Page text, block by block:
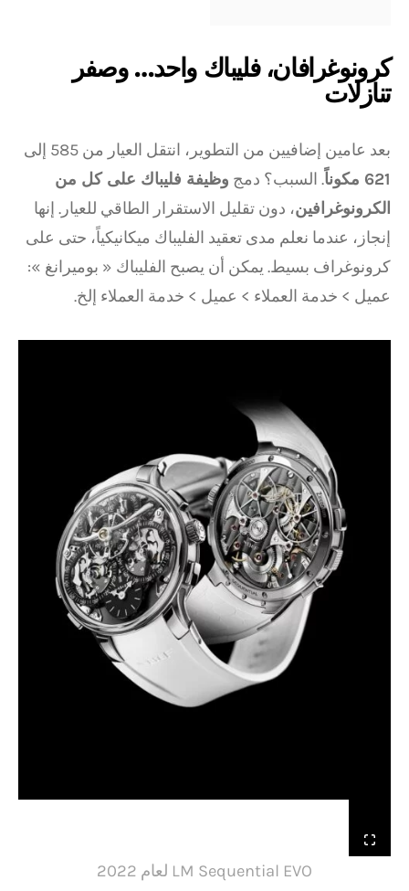
كرونوغرافان، فليباك واحد… وصفر
تنازلات
بعد عامين إضافيين من التطوير، انتقل العيار من 585 إلى
621 مكوناً
. السبب؟ دمج وظيفة فليباك على كل من
الكرونوغرافين، دون تقليل الاستقرار الطاقي للعيار. إنها
إنجاز، عندما نعلم مدى تعقيد الفليباك ميكانيكياً، حتى على
كرونوغراف بسيط. يمكن أن يصبح الفليباك « بوميرانغ »:
عميل > خدمة العملاء > عميل > خدمة العملاء إلخ.
LM Sequential EVO لعام 2022